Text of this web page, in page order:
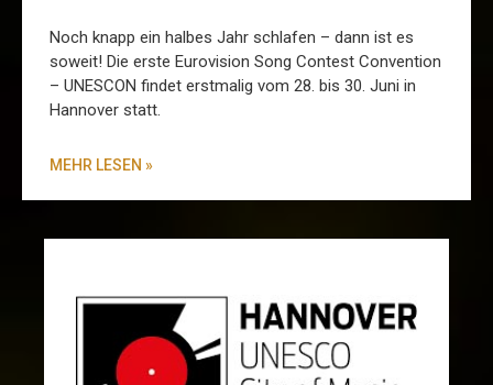
Noch knapp ein halbes Jahr schlafen – dann ist es
soweit! Die erste Eurovision Song Contest Convention
– UNESCON findet erstmalig vom 28. bis 30. Juni in
Hannover statt.
MEHR LESEN »